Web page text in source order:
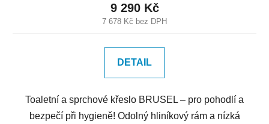
7 678 Kč bez DPH
9 290 Kč
DETAIL
Toaletní a sprchové křeslo BRUSEL – pro pohodlí a
bezpečí při hygieně! Odolný hliníkový rám a nízká